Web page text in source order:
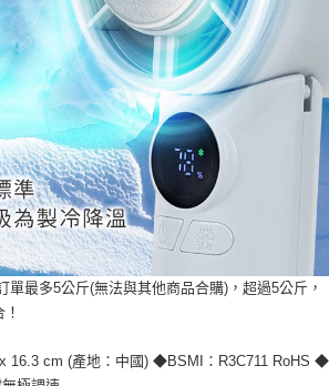
最多5公斤(無法與其他商品合購)，超過5公斤，
x 16.3 cm (產地：中國) ◆BSMI：R3C711 RoHS ◆